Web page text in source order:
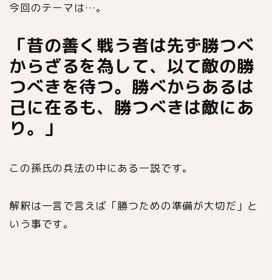
今回のテーマは…。
「昔の善く戦う者は先ず勝つべ
からざるを為して、以て敵の勝
つべきを待つ。勝べからあるは
己に在るも、勝つべきは敵にあ
り。」
この孫氏の兵法の中にある一説です。
解釈は一言で言えば「勝つための準備が大切だ」と
いう事です。